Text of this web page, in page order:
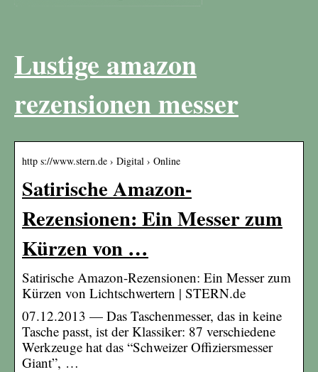
Lustige amazon
rezensionen messer
http s://www.stern.de › Digital › Online
Satirische Amazon-
Rezensionen: Ein Messer zum
Kürzen von …
Satirische Amazon-Rezensionen: Ein Messer zum
Kürzen von Lichtschwertern | STERN.de
07.12.2013 — Das Taschenmesser, das in keine
Tasche passt, ist der Klassiker: 87 verschiedene
Werkzeuge hat das “Schweizer Offiziersmesser
Giant”, …